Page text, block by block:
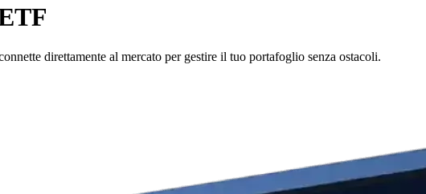
direttamente al mercato per gestire il tuo portafoglio senza ostacoli.